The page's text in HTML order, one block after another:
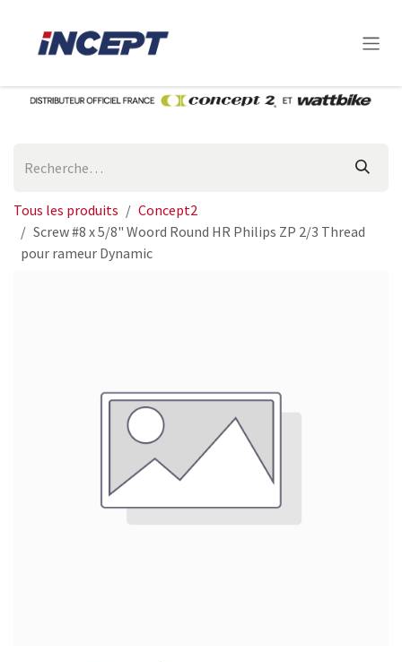
Tous les produits
Concept2
Screw #8 x 5/8" Woord Round HR Philips ZP 2/3 Thread
pour rameur Dynamic